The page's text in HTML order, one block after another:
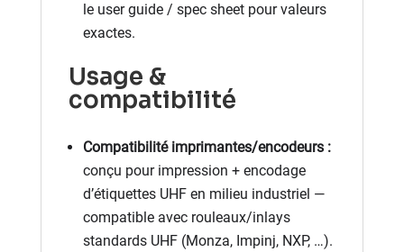
le user guide / spec sheet pour valeurs
exactes.
Usage &
compatibilité
Compatibilité imprimantes/encodeurs :
conçu pour impression + encodage
d’étiquettes UHF en milieu industriel —
compatible avec rouleaux/inlays
standards UHF (Monza, Impinj, NXP, …).